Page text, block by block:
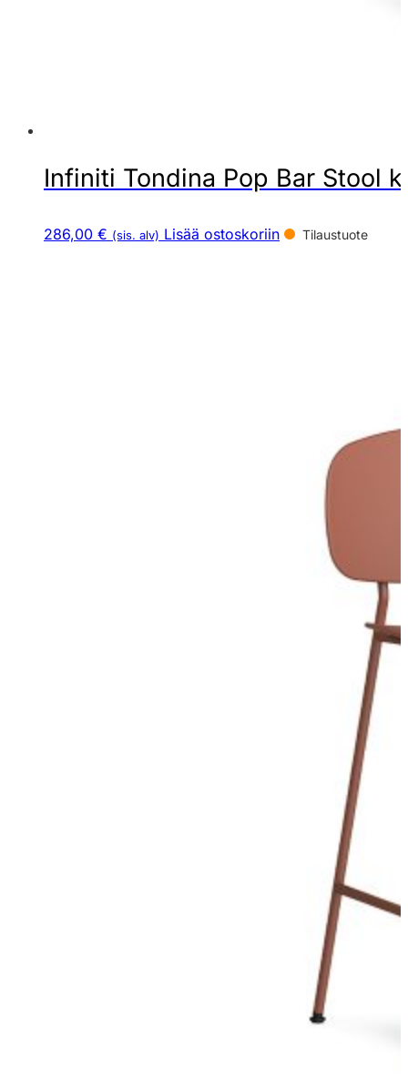
Infiniti Tondina Pop Bar Stool
286,00 € (sis. alv) Lisää ostoskoriin Tilaustuote